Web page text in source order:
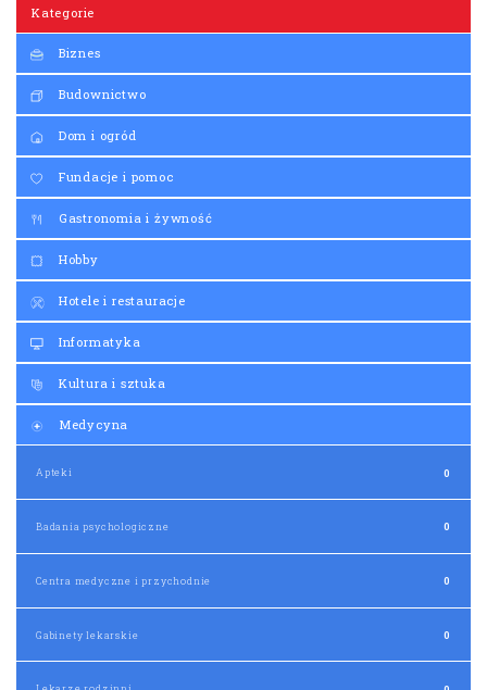
Kategorie
Biznes
Budownictwo
Dom i ogród
Fundacje i pomoc
Gastronomia i żywność
Hobby
Hotele i restauracje
Informatyka
Kultura i sztuka
Medycyna
Apteki 0
Badania psychologiczne 0
Centra medyczne i przychodnie 0
Gabinety lekarskie 0